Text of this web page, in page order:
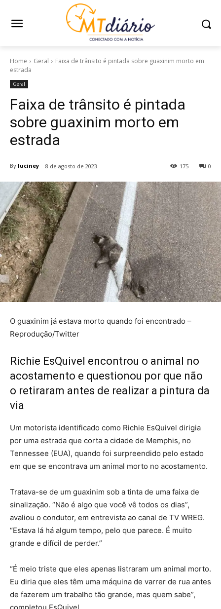
Home Geral
Faixa de trânsito é pintada sobre guaxinim morto em
estrada
Geral
Faixa de trânsito é pintada
sobre guaxinim morto em
estrada
By luciney 8 de agosto de 2023 0
175
O guaxinim já estava morto quando foi encontrado –
Reprodução/Twitter
Richie EsQuivel encontrou o animal no
acostamento e questionou por que não
o retiraram antes de realizar a pintura da
via
Um motorista identificado como Richie EsQuivel dirigia
por uma estrada que corta a cidade de Memphis, no
Tennessee (EUA), quando foi surpreendido pelo estado
em que se encontrava um animal morto no acostamento.
Tratava-se de um guaxinim sob a tinta de uma faixa de
sinalização. “Não é algo que você vê todos os dias”,
avaliou o condutor, em entrevista ao canal de TV WREG.
“Estava lá há algum tempo, pelo que parece. É muito
grande e difícil de perder.”
“É meio triste que eles apenas listraram um animal morto.
Eu diria que eles têm uma máquina de varrer de rua antes
de fazerem um trabalho tão grande, mas quem sabe”,